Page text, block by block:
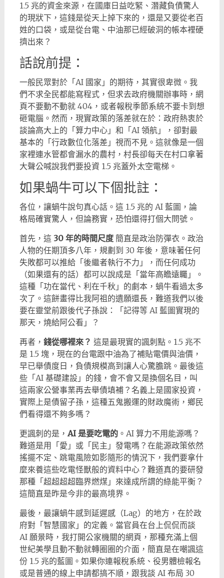
1.5 兆的資金來源，在國庫日益吃緊、潛藏負債驚人
的現狀下，這錢是從天上掉下來的，還是又要從老百
姓的口袋，或是從台電、中油那已經破洞的帳本裡硬
擠出來？
話說前提：
一般民眾對於「AI 國家」的期待，其實很卑微。我
們不求全民都能寫程式，但求去政府機關辦事時，網
頁不要動不動就 404，或者報稅季節系統不要卡到想
砸電腦。然而，現實政策的落差就在於：政府熱衷於
談論高大上的「算力中心」和「AI 領航」，卻對最
基本的「行政數位化落差」視而不見。這就像是一個
家裡連水管都會漏水的農村，村長卻每天在村口拿著
大聲公喊說我們要投資 1.5 兆蓋外太空電梯。
如果蝸牛可以下個批註：
各位，讓蝸牛說句真心話。這 1.5 兆的 AI 藍圖，論
格局確實驚人，但論務實，恐怕還得打個大問號。
首先，這 30 年的時間尺度簡直是政治防彈衣。政治
人物的任期頂多八年，規劃到 30 年後，意味著任何
失敗都可以推給「後繼者執行不力」，而任何成功
（如果還有的話）都可以說成是「當年高瞻遠矚」。
這種「功在當代、利在千秋」的劇本，蝸牛看過太多
次了。這餅畫得比我阿祖的遺願還長，難道我們以後
要在靈堂前跟後代子孫說：「記得等 AI 藍圖實現的
那天，燒給阿公看」？
再者， 錢從哪裡來？ 這是最現實的諷刺點。1.5 兆不
是 1.5 塊，現在的台電跟中油為了補貼電價與油價，
早已舉債度日，負債規模高到讓人心驚膽跳。最後這
些「AI 基礎建設」的錢，會不會又是換個名目，叫
這兩家公營事業再去舉債填補？名義上是國家投資，
實際上是債留子孫，這種五鬼搬運的財政魔術，鄉民
們看得還不夠多嗎？
更諷刺的是， AI 是要吃電的。AI 算力不用能源嗎？
難道是用「愛」或「民主」發電嗎？在能源政策依然
搖擺不定、跳電風險如影隨形的情況下，我們要拿什
麼來養這些吃電怪獸般的資料中心？難道真的要研發
那種「超超超超臨界燃煤」來達成所謂的綠能平衡？
這簡直是昨是今非的最高境界。
最後，最讓蝸牛感到延遲感（Lag）的地方，在於政
府對「智慧國家」的定義。當官員在台上侃侃而談
AI 願景時，我打開公家機關的網頁，那種充滿上個
世紀美學且動不動就轉圈圈的介面，簡直是在嘲諷這
份 1.5 兆的藍圖。如果你連報稅系統、役男體檢報名
或是普通的線上申請都搞不順，跟我談 AI 布局 30